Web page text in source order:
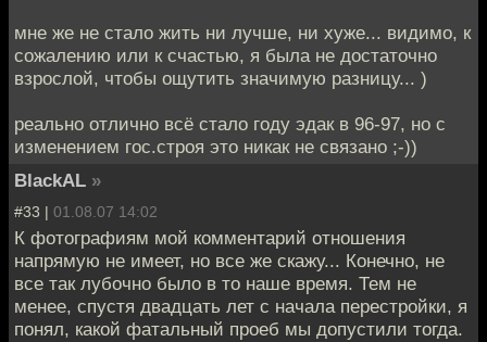
мне же не стало жить ни лучше, ни хуже... видимо, к
сожалению или к счастью, я была не достаточно
взрослой, чтобы ощутить значимую разницу... )
реально отлично всё стало году эдак в 96-97, но с
изменением гос.строя это никак не связано ;-))
BlackAL »
#33 | 01.08.07 14:02
К фотографиям мой комментарий отношения
напрямую не имеет, но все же скажу... Конечно, не
все так лубочно было в то наше время. Тем не
менее, спустя двадцать лет с начала перестройки, я
понял, какой фатальный проеб мы допустили тогда.